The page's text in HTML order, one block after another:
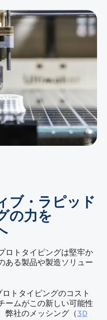
ブ・ラピッド
の力を
ロトタイピングは堅牢か
ある製品や製造ソリュー
トタイピングのコスト
ームがこの新しい可能性
弊社のメッシング（3D